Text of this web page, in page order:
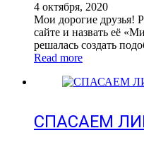
4 октября, 2020
Мои дорогие друзья!
сайте и назвать её
решалась создать
Read more
СПАСАЕМ